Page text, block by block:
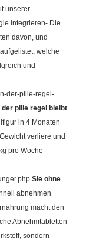
unserer
integrieren- Die
davon, und
welche
und
der-pille-regel-
pille regel bleibt
in 4 Monaten
verliere und
pro Woche
Sie ohne
abnehmen
macht den
Abnehmtabletten
sondern